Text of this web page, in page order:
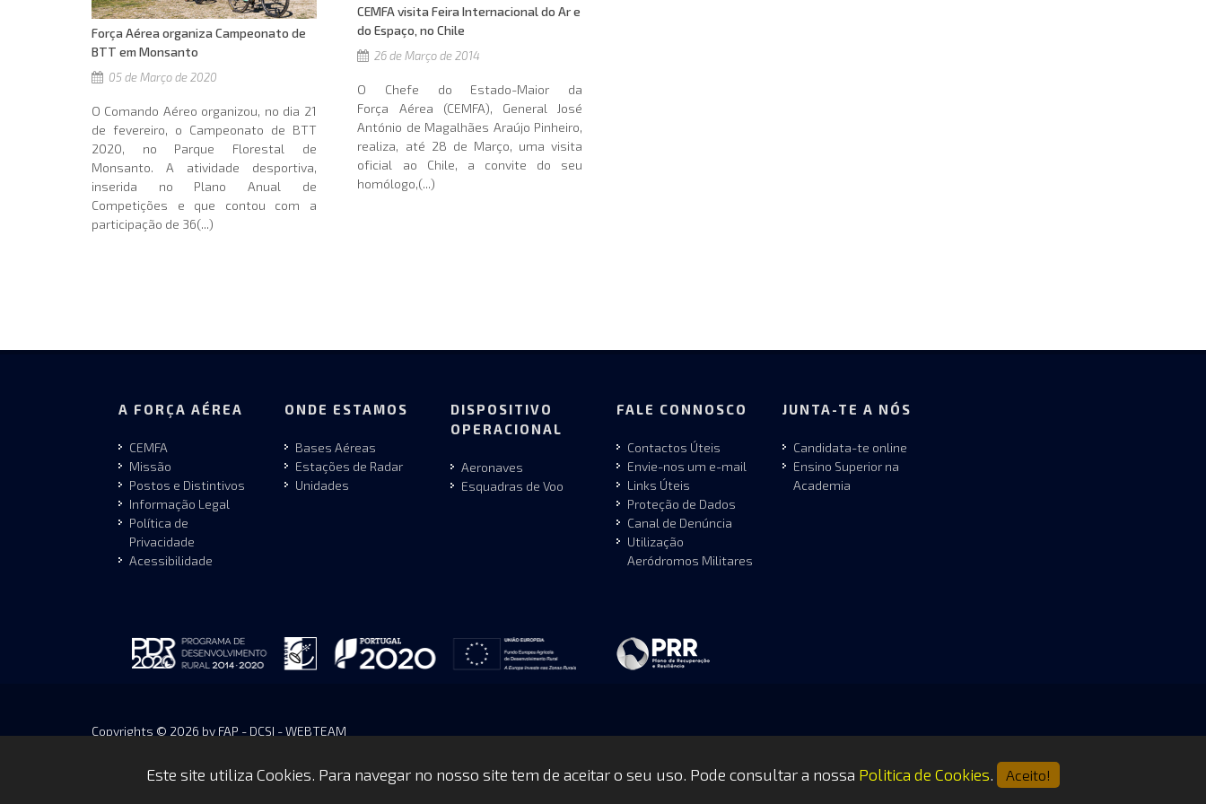
Força Aérea organiza Campeonato de
BTT em Monsanto
05 de Março de 2020
O Comando Aéreo organizou, no dia 21
de fevereiro, o Campeonato de BTT
2020, no Parque Florestal de
Monsanto. A atividade desportiva,
inserida no Plano Anual de
Competições e que contou com a
participação de 36(...)
CEMFA visita Feira Internacional do Ar e
do Espaço, no Chile
26 de Março de 2014
O Chefe do Estado-Maior da
Força Aérea (CEMFA), General José
António de Magalhães Araújo Pinheiro,
realiza, até 28 de Março, uma visita
oficial ao Chile, a convite do seu
homólogo,(...)
A FORÇA AÉREA
CEMFA
Missão
Postos e Distintivos
Informação Legal
Política de
Privacidade
Acessibilidade
ONDE ESTAMOS
Bases Aéreas
Estações de Radar
Unidades
DISPOSITIVO
OPERACIONAL
Aeronaves
Esquadras de Voo
FALE CONNOSCO
Contactos Úteis
Envie-nos um e-mail
Links Úteis
Proteção de Dados
Canal de Denúncia
Utilização
Aeródromos Militares
JUNTA-TE A NÓS
Candidata-te online
Ensino Superior na
Academia
Copyrights © 2026 by FAP - DCSI - WEBTEAM
Este site utiliza Cookies. Para navegar no nosso site tem de aceitar o seu uso. Pode consultar a nossa Politica de Cookies. Aceito!